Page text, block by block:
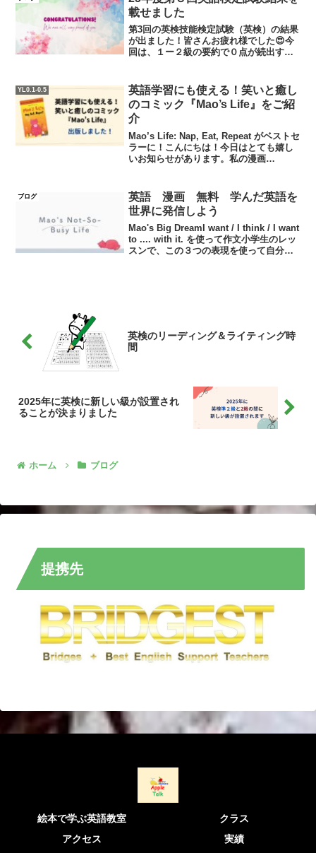
にc, k, ck,...
載せました
第3回の英検技能検定試験（英検）の結果
が出ました！皆さんお疲れ様でした😍今
回は、１ー２級の要約で０点が続出する
たが、皆さん無事合格されました😍準１
級1名：高１２級合格...
YL0.1-0.5
英語学習にも使える！笑いと癒し
のコミック『Mao’s Life』をご紹
介
Mao’s Life: Nap, Eat, Repeat がベストセ
ラーに！こんにちは！今日はとても嬉し
いお知らせがあります。私の漫画
ブログ
英語 漫画 無料 学んだ英語を
世界に発信しよう
Mao's Big DreamI want / I think / I want
to .... with it. を使って作文小学生のレッ
スンで、この３つの表現を使って自分の
英検のリーディング＆ライティング時
間
2025年に英検に新しい級が設置され
ることが決まりました
ホーム ブログ
提携先
絵本で学ぶ英語教室
クラス
アクセス
実績